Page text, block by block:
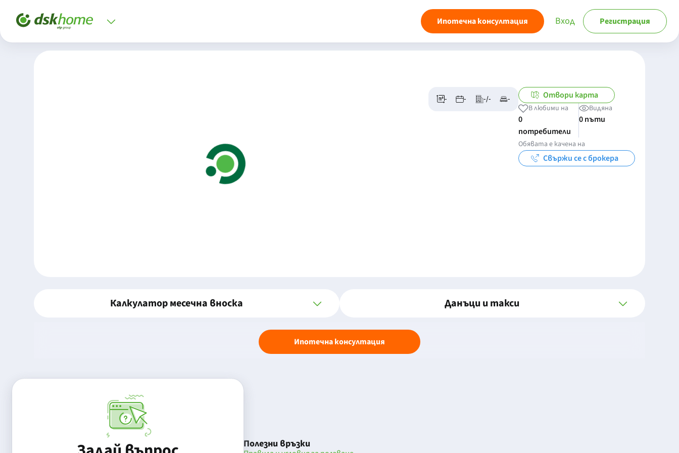
Ипотечна консултация Вход Регистрация
- - -/- - Отвори карта
В любими на
0
потребители
Видяна
0 пъти
Обявата е качена на
Свържи се с брокера
Калкулатор месечна вноска Данъци и такси
Ипотечна консултация
Полезни връзки